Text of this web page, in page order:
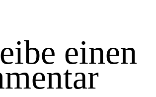
einen